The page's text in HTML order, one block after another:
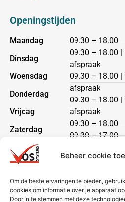
Beheer cookie
Om de beste ervaringen te bieden,
cookies om informatie over je apparaat
Door in te stemmen met deze
Openingstijden
Maandag
Dinsdag
Woensdag
Donderdag
Vrijdag
Zaterdag
Zondag
09.30 – 18.00
09.30 – 18.00 |
afspraak
09.30 – 18.00 |
afspraak
09.30 – 18.00 |
afspraak
09.30 – 18.00
09.30 – 17.00
Heeft u een vraag?